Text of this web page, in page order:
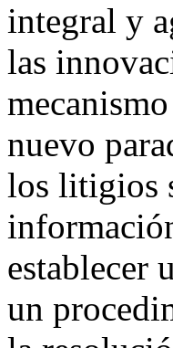
integral y
las
nuevo
los litigios
establecer
un